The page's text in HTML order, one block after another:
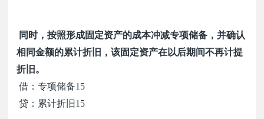
同时，按照形成固定资产的成本冲减专项储备，并确认
相同金额的累计折旧，该固定资产在以后期间不再计提
折旧。
借：专项储备15
贷：累计折旧 15